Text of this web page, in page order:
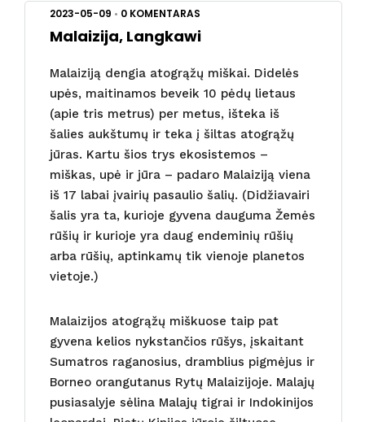
2023-05-09 • 0 KOMENTARAS
Malaizija, Langkawi
Malaiziją dengia atogrąžų miškai. Didelės
upės, maitinamos beveik 10 pėdų lietaus
(apie tris metrus) per metus, išteka iš
šalies aukštumų ir teka į šiltas atogrąžų
jūras. Kartu šios trys ekosistemos –
miškas, upė ir jūra – padaro Malaiziją viena
iš 17 labai įvairių pasaulio šalių. (Didžiavairi
šalis yra ta, kurioje gyvena dauguma Žemės
rūšių ir kurioje yra daug endeminių rūšių
arba rūšių, aptinkamų tik vienoje planetos
vietoje.)
Malaizijos atogrąžų miškuose taip pat
gyvena kelios nykstančios rūšys, įskaitant
Sumatros raganosius, dramblius pigmėjus ir
Borneo orangutanus Rytų Malaizijoje. Malajų
pusiasalyje sėlina Malajų tigrai ir Indokinijos